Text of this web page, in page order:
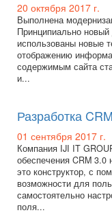
20 октября 2017 г.
Выполнена
Принципиально
использованы новые
отображению
содержимым сайта
и...
Разработка
01 сентября 2017 г.
Компания IJI IT
обеспечения CRM
это конструктор, с
возможности для
самостоятельно
поля...